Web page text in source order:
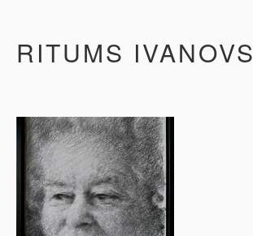
RITUMS IVANOVS